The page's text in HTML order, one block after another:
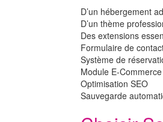
D’un hébergement
D’un thème
Des extensions
Formulaire de
Système de
Module E-Commerce
Optimisation SEO
Sauvegarde